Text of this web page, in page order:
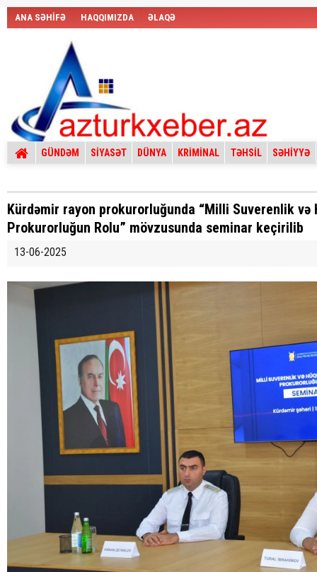
ANA SƏHİFƏ HAQQIMIZDA ƏLAQƏ
GÜNDƏM SİYASƏT DÜNYA KRİMİNAL TƏHSİL SƏHİYYƏ
Kürdəmir rayon prokurorluğunda “Milli Suverenlik və
Prokurorluğun Rolu” mövzusunda seminar keçirilib
13-06-2025